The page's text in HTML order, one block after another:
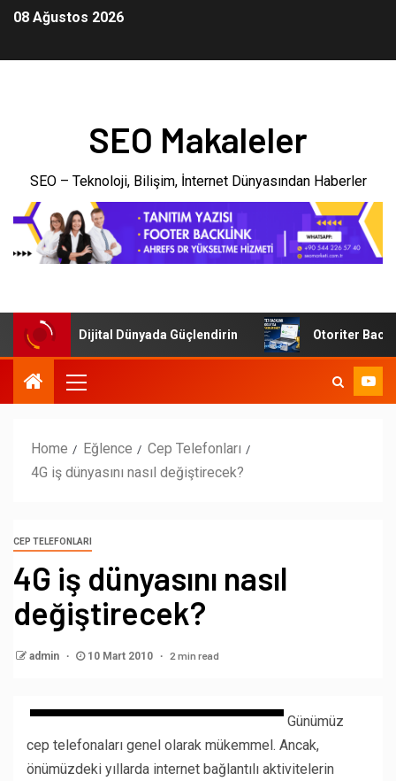
08 Ağustos 2026
SEO Makaleler
SEO – Teknoloji, Bilişim, İnternet Dünyasından Haberler
Dijital Dünyada Güçlendirin Otoriter Backlink
Home Eğlence
Cep Telefonları
4G iş dünyasını nasıl değiştirecek?
CEP TELEFONLARI
4G iş dünyasını nasıl
değiştirecek?
admin 10 Mart 2010 2 min read
Günümüz
cep telefonaları genel olarak mükemmel. Ancak,
önümüzdeki yıllarda internet bağlantılı aktivitelerin